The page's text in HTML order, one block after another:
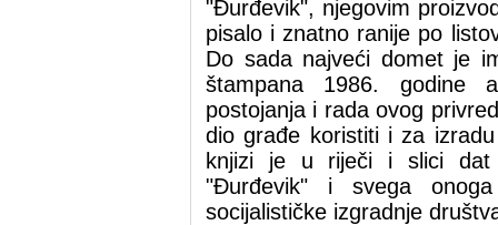
"Đurđevik", njegovim
pisalo i znatno ranije po
Do sada najveći domet je
štampana 1986. godine
postojanja i rada ovog
dio građe koristiti i za
knjizi je u riječi i slici dat
"Đurđevik" i svega
socijalističke izgradnje